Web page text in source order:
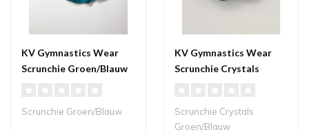
KV Gymnastics Wear
Scrunchie Groen/Blauw
Scrunchie Groen/Blauw
KV Gymnastics Wear
Scrunchie Crystals
Scrunchie Crystals
Groen/Blauw